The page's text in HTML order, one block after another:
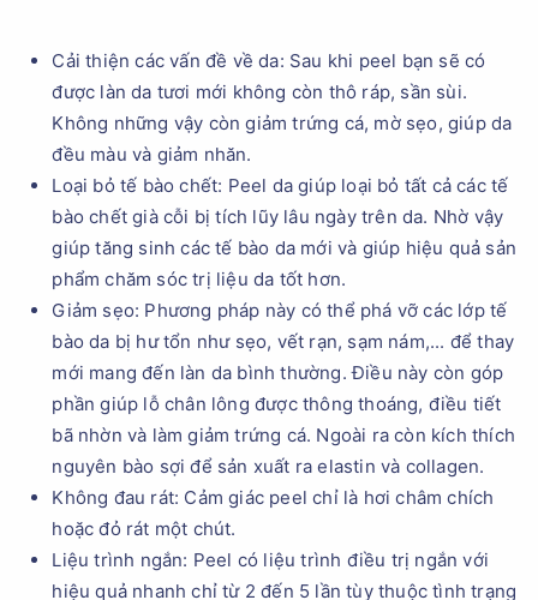
Cải thiện các vấn đề về da: Sau khi peel bạn sẽ có
được làn da tươi mới không còn thô ráp, sần sùi.
Không những vậy còn giảm trứng cá, mờ sẹo, giúp da
đều màu và giảm nhăn.
Loại bỏ tế bào chết: Peel da giúp loại bỏ tất cả các tế
bào chết già cỗi bị tích lũy lâu ngày trên da. Nhờ vậy
giúp tăng sinh các tế bào da mới và giúp hiệu quả sản
phẩm chăm sóc trị liệu da tốt hơn.
Giảm sẹo: Phương pháp này có thể phá vỡ các lớp tế
bào da bị hư tổn như sẹo, vết rạn, sạm nám,... để thay
mới mang đến làn da bình thường. Điều này còn góp
phần giúp lỗ chân lông được thông thoáng, điều tiết
bã nhờn và làm giảm trứng cá. Ngoài ra còn kích thích
nguyên bào sợi để sản xuất ra elastin và collagen.
Không đau rát: Cảm giác peel chỉ là hơi châm chích
hoặc đỏ rát một chút.
Liệu trình ngắn: Peel có liệu trình điều trị ngắn với
hiệu quả nhanh chỉ từ 2 đến 5 lần tùy thuộc tình trạng